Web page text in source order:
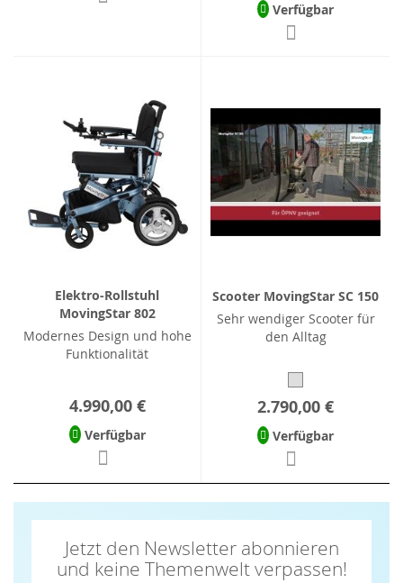
Verfügbar
Elektro-Rollstuhl
MovingStar 802
Modernes Design und hohe
Funktionalität
4.990,00 €
Verfügbar
Scooter MovingStar SC 150
Sehr wendiger Scooter für
den Alltag
2.790,00 €
Verfügbar
Jetzt den Newsletter abonnieren
und keine Themenwelt verpassen!